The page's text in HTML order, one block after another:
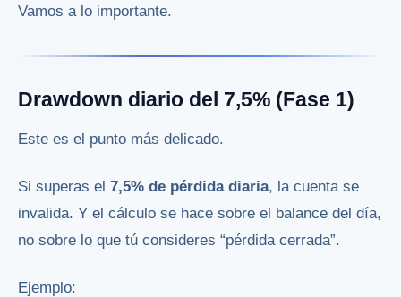
Vamos a lo importante.
Drawdown diario del 7,5% (Fase 1)
Este es el punto más delicado.
Si superas el 7,5% de pérdida diaria, la cuenta se
invalida. Y el cálculo se hace sobre el balance del día,
no sobre lo que tú consideres “pérdida cerrada”.
Ejemplo: